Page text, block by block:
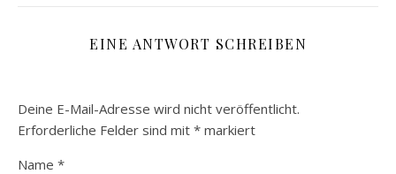
EINE ANTWORT SCHREIBEN
Deine E-Mail-Adresse wird nicht veröffentlicht.
Erforderliche Felder sind mit * markiert
Name *